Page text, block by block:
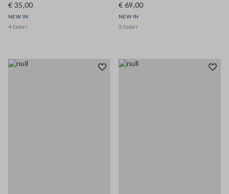
€ 35,00
NEW IN
4 Colori
€ 69,00
NEW IN
3 Colori